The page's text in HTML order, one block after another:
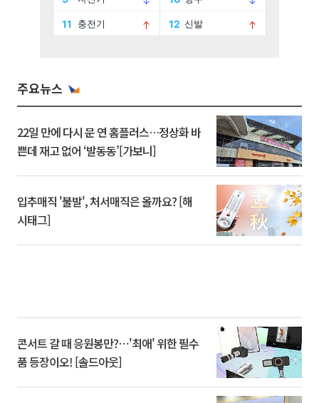
주요뉴스
22일 만에 다시 문 연 홈플러스…정상화 바
쁜데 재고 없어 ‘발동동’[가보니]
입추매직 '불발', 처서매직은 올까요? [해
시태그]
콘서트 갈 때 응원봉만?⋯'최애' 위한 필수
품 등장이오! [솔드아웃]